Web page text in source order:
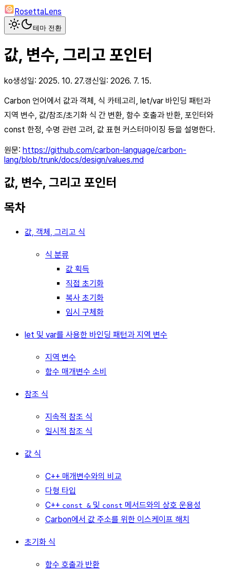
RosettaLens
테마 전환
값, 변수, 그리고 포인터
ko생성일: 2025. 10. 27.갱신일: 2026. 7. 15.
Carbon 언어에서 값과 객체, 식 카테고리, let/var 바인딩 패턴과
지역 변수, 값/참조/초기화 식 간 변환, 함수 호출과 반환, 포인터와
const 한정, 수명 관련 고려, 값 표현 커스터마이징 등을 설명한다.
원문: https://github.com/carbon-language/carbon-
lang/blob/trunk/docs/design/values.md
값, 변수, 그리고 포인터
목차
값, 객체, 그리고 식
식 분류
값 획득
직접 초기화
복사 초기화
임시 구체화
let 및 var를 사용한 바인딩 패턴과 지역 변수
지역 변수
함수 매개변수 소비
참조 식
지속적 참조 식
일시적 참조 식
값 식
C++ 매개변수와의 비교
다형 타입
C++ const & 및 const 메서드와의 상호 운용성
Carbon에서 값 주소를 위한 이스케이프 해치
초기화 식
함수 호출과 반환